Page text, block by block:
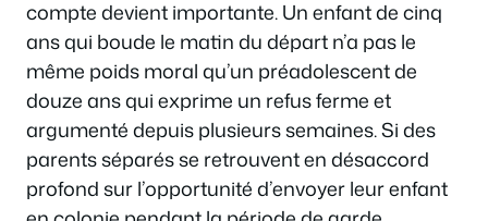
compte devient importante. Un enfant de cinq
ans qui boude le matin du départ n’a pas le
même poids moral qu’un préadolescent de
douze ans qui exprime un refus ferme et
argumenté depuis plusieurs semaines. Si des
parents séparés se retrouvent en désaccord
profond sur l’opportunité d’envoyer leur enfant